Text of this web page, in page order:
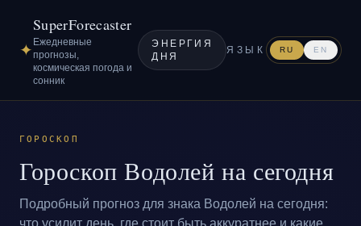
✦
SuperForecaster
Ежедневные
прогнозы,
космическая погода и
сонник
ЭНЕРГИЯ
ДНЯ
ЯЗЫК RU EN
ГОРОСКОП
Гороскоп Водолей на сегодня
Подробный прогноз для знака Водолей на сегодня:
что усилит день, где стоит быть аккуратнее и какие